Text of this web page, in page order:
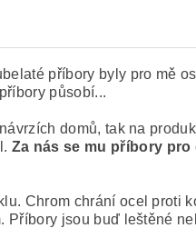
příbory byly pro mě
působí...
domů, tak na
Za nás se mu příbory pro
Chrom chrání ocel proti
jsou buď leštěné